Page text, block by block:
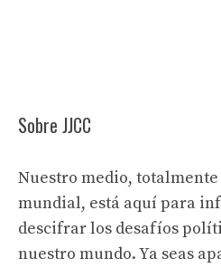
Sobre JJCC
Nuestro medio,
mundial, está aquí para
descifrar los desafíos
nuestro mundo. Ya seas